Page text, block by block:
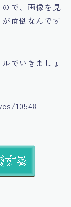
で、画像を見
面倒なんです
でいきましょ
10548